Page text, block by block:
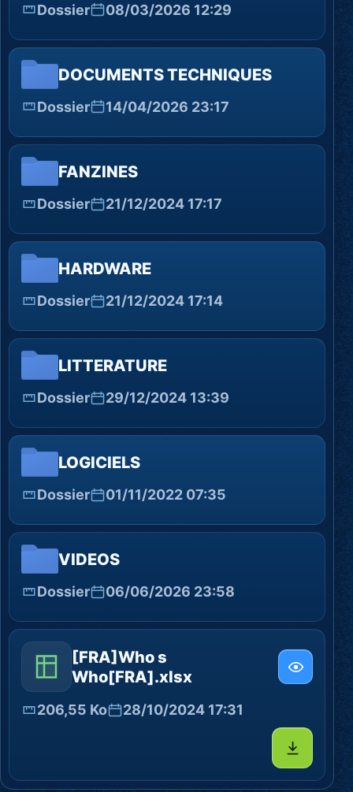
Dossier 08/03/2026 12:29
DOCUMENTS TECHNIQUES
Dossier 14/04/2026 23:17
FANZINES
Dossier 21/12/2024 17:17
HARDWARE
Dossier 21/12/2024 17:14
LITTERATURE
Dossier 29/12/2024 13:39
LOGICIELS
Dossier 01/11/2022 07:35
VIDEOS
Dossier 06/06/2026 23:58
[FRA]Who s
Who[FRA].xlsx
206,55 Ko 28/10/2024 17:31